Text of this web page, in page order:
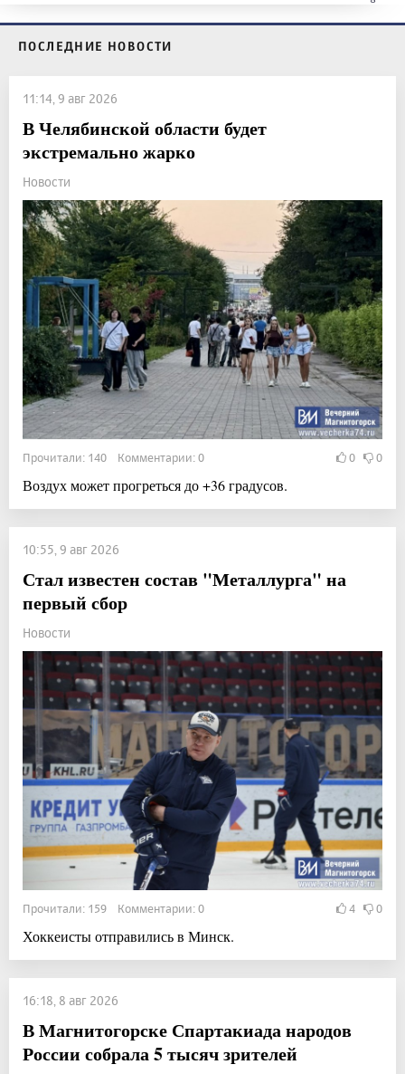
ПОСЛЕДНИЕ НОВОСТИ
11:14, 9 авг 2026
В Челябинской области будет
экстремально жарко
Новости
Прочитали: 140 Комментарии: 0 0 0
Воздух может прогреться до +36 градусов.
10:55, 9 авг 2026
Стал известен состав "Металлурга" на
первый сбор
Новости
Прочитали: 159 Комментарии: 0 4 0
Хоккеисты отправились в Минск.
16:18, 8 авг 2026
В Магнитогорске Спартакиада народов
России собрала 5 тысяч зрителей